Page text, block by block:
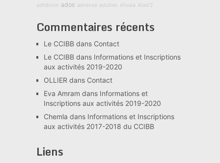
adhésion ados adresse adultes Afoula Alad'2
Commentaires récents
Le CCIBBdans Contact
Le CCIBBdans Informations et Inscriptions
aux activités 2019-2020
OLLIER dans Contact
Eva Amram dans Informations et
Inscriptions aux activités 2019-2020
Chemla dans Informations et Inscriptions
aux activités 2017-2018 du CCIBB
Liens